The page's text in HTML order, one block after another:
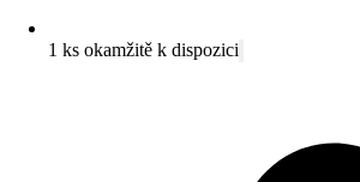
1 ks okamžitě k dispozici